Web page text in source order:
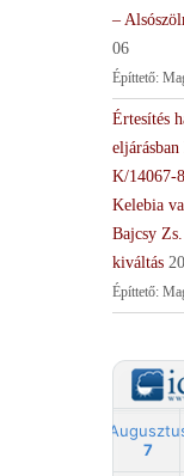
–
06
Építtető:
Értesítés
K/14067-
Kelebia
Bajcsy
kiváltás
Építtető: